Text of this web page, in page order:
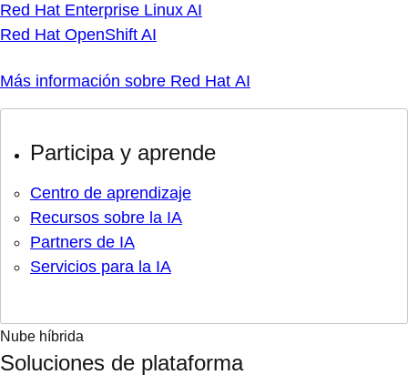
Red Hat Enterprise Linux AI
Red Hat OpenShift AI
Más información sobre Red Hat AI
Participa y aprende
Centro de aprendizaje
Recursos sobre la IA
Partners de IA
Servicios para la IA
Nube híbrida
Soluciones de plataforma